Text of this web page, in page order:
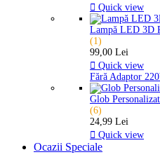
 Quick view
Lampă LED 3D
(1)
99,00 Lei
 Quick view
Fără Adaptor
Glob
(6)
24,99 Lei
 Quick view
Ocazii Speciale